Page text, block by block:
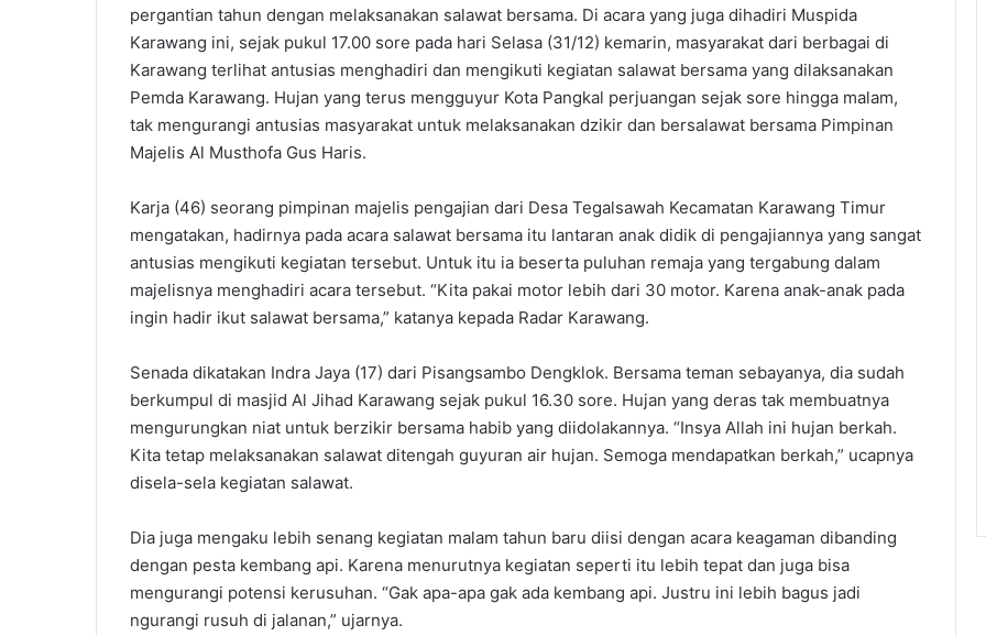
pergantian tahun dengan melaksanakan salawat bersama. Di acara yang juga dihadiri Muspida
Karawang ini, sejak pukul 17.00 sore pada hari Selasa (31/12) kemarin, masyarakat dari berbagai di
Karawang terlihat antusias menghadiri dan mengikuti kegiatan salawat bersama yang dilaksanakan
Pemda Karawang. Hujan yang terus mengguyur Kota Pangkal perjuangan sejak sore hingga malam,
tak mengurangi antusias masyarakat untuk melaksanakan dzikir dan bersalawat bersama Pimpinan
Majelis Al Musthofa Gus Haris.
Karja (46) seorang pimpinan majelis pengajian dari Desa Tegalsawah Kecamatan Karawang Timur
mengatakan, hadirnya pada acara salawat bersama itu lantaran anak didik di pengajiannya yang sangat
antusias mengikuti kegiatan tersebut. Untuk itu ia beserta puluhan remaja yang tergabung dalam
majelisnya menghadiri acara tersebut. “Kita pakai motor lebih dari 30 motor. Karena anak-anak pada
ingin hadir ikut salawat bersama,” katanya kepada Radar Karawang.
Senada dikatakan Indra Jaya (17) dari Pisangsambo Dengklok. Bersama teman sebayanya, dia sudah
berkumpul di masjid Al Jihad Karawang sejak pukul 16.30 sore. Hujan yang deras tak membuatnya
mengurungkan niat untuk berzikir bersama habib yang diidolakannya. “Insya Allah ini hujan berkah.
Kita tetap melaksanakan salawat ditengah guyuran air hujan. Semoga mendapatkan berkah,” ucapnya
disela-sela kegiatan salawat.
Dia juga mengaku lebih senang kegiatan malam tahun baru diisi dengan acara keagaman dibanding
dengan pesta kembang api. Karena menurutnya kegiatan seperti itu lebih tepat dan juga bisa
mengurangi potensi kerusuhan. “Gak apa-apa gak ada kembang api. Justru ini lebih bagus jadi
ngurangi rusuh di jalanan,” ujarnya.